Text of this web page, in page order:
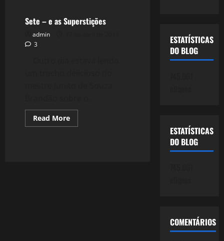
–
A
Sete – e as Superstições
admin
3
Read MoreRead
more
ESTATÍSTICAS
DO BLOG
ESTATÍSTICAS
DO BLOG
COMENTÁRIOS